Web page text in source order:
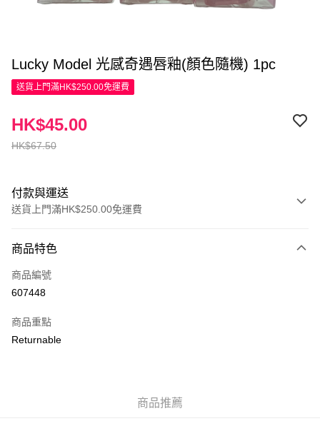
Lucky Model 光感奇遇唇釉(顏色隨機) 1pc
送貨上門滿HK$250.00免運費
HK$67.50
HK$45.00
付款與運送
送貨上門滿HK$250.00免運費
信用卡
Apple Pay
WeChat Pay
JD京東物流，訂單確認發貨後2-4個工作天送達
商品特色
商品編號
607448
商品重點
Returnable
商品推薦